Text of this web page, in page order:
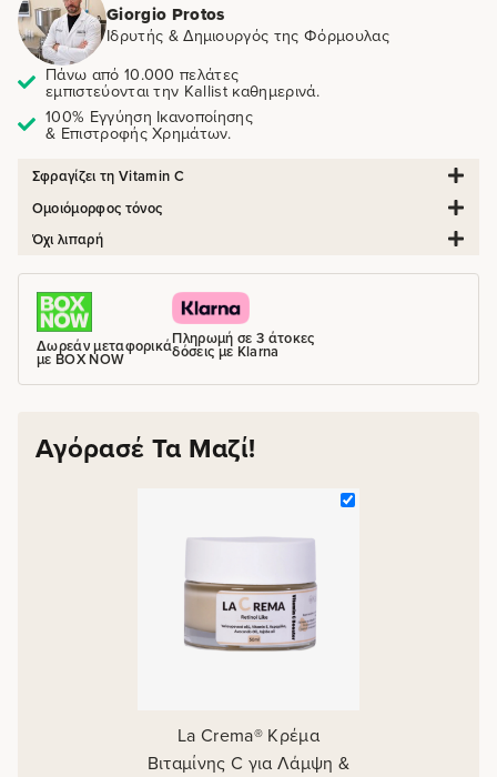
Giorgio Protos
Ιδρυτής & Δημιουργός της Φόρμουλας
Πάνω από 10.000 πελάτες
εμπιστεύονται την Kallist καθημερινά.
100% Εγγύηση Ικανοποίησης
& Επιστροφής Χρημάτων.
Σφραγίζει τη Vitamin C
Ομοιόμορφος τόνος
Όχι λιπαρή
Δωρεάν μεταφορικά
με BOX NOW
Πληρωμή σε 3 άτοκες
δόσεις με Klarna
Αγόρασέ Τα Μαζί!
La Crema® Κρέμα
Βιταμίνης C για Λάμψη &